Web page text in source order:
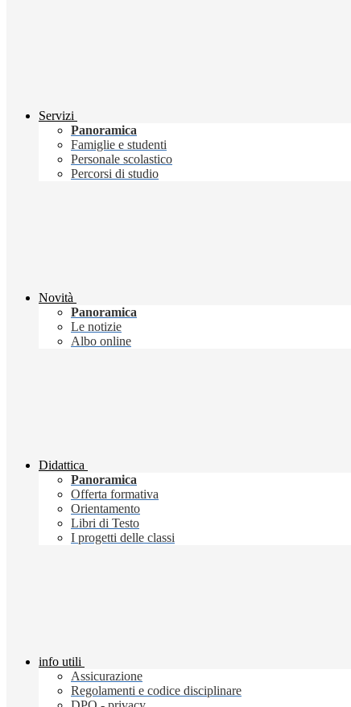
Servizi
Panoramica
Famiglie e studenti
Personale scolastico
Percorsi di studio
Novità
Panoramica
Le notizie
Albo online
Didattica
Panoramica
Offerta formativa
Orientamento
Libri di Testo
I progetti delle classi
info utili
Assicurazione
Regolamenti e codice disciplinare